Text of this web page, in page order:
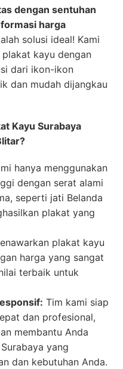
dengan sentuhan
harga
solusi ideal! Kami
kayu dengan
dari ikon-ikon
dan mudah dijangkau
Kayu Surabaya
hanya menggunakan
dengan serat alami
seperti jati Belanda
plakat yang
plakat kayu
harga yang sangat
terbaik untuk
Tim kami siap
dan profesional,
membantu Anda
yang
dan kebutuhan Anda.